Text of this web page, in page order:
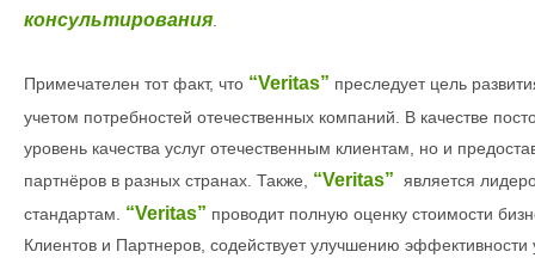
консультирования
Примечателен тот факт, что “Veritas” преследует цель
учетом потребностей отечественных компаний. В качестве
уровень качества услуг отечественным клиентам, но и
партнёров в разных странах. Также, “Veritas” является
стандартам. “Veritas” проводит полную оценку стоимости
Клиентов и Партнеров, содействует улучшению